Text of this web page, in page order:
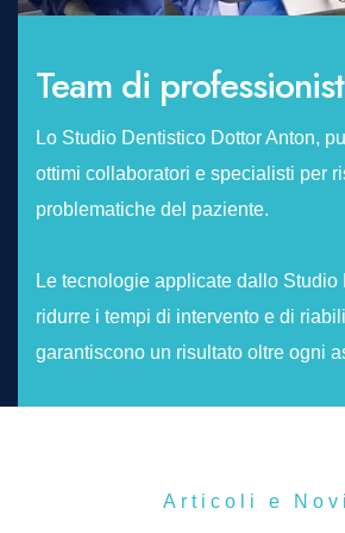
Team di
Lo Studio Dentistico Dottor Anton,
ottimi collaboratori e specialisti per
problematiche del paziente.
Le tecnologie applicate dallo Studio
ridurre i tempi di intervento e di
garantiscono un risultato oltre ogni
Articoli e